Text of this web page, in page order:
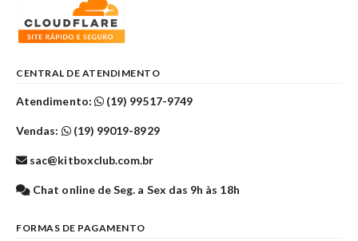
CENTRAL DE ATENDIMENTO
Atendimento: (19) 99517-9749
Vendas: (19) 99019-8929
sac@kitboxclub.com.br
Chat online de Seg. a Sex das 9h às 18h
FORMAS DE PAGAMENTO